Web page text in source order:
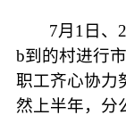
7月 1 日、
b到的村进行
职工齐心协力
然上半年，分